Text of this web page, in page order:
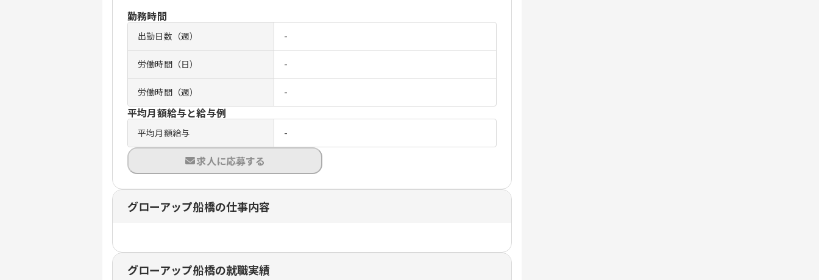
勤務時間
出勤日数（週） -
労働時間（日） -
労働時間（週） -
平均月額給与と給与例
平均月額給与 -
求人に応募する
グローアップ船橋の仕事内容
グローアップ船橋の就職実績